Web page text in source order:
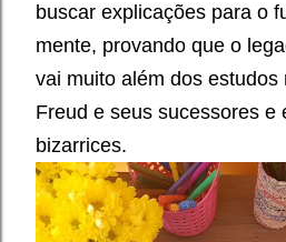
buscar explicações para o
mente, provando que o
vai muito além dos estudos
Freud e seus sucessores e
bizarrices.